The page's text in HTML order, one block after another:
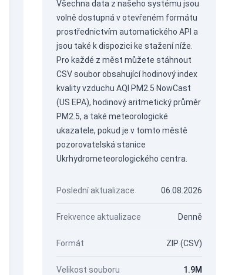
Všechna data z našeho systému jsou
volně dostupná v otevřeném formátu
prostřednictvím automatického API a
jsou také k dispozici ke stažení níže.
Pro každé z měst můžete stáhnout
CSV soubor obsahující hodinový index
kvality vzduchu AQI PM2.5 NowCast
(US EPA), hodinový aritmetický průměr
PM2.5, a také meteorologické
ukazatele, pokud je v tomto městě
pozorovatelská stanice
Ukrhydrometeorologického centra.
Poslední aktualizace 06.08.2026
Frekvence aktualizace Denně
Formát ZIP (CSV)
Velikost souboru 1.9M